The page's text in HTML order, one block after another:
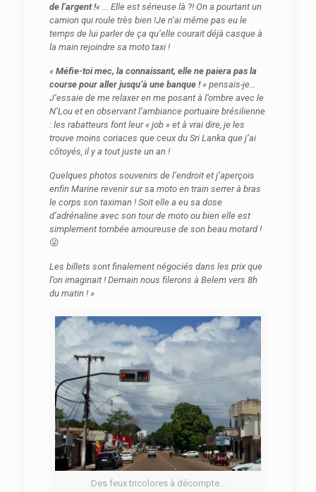
de l’argent !« … Elle est sérieuse là ?! On a pourtant un
camion qui roule très bien !Je n’ai même pas eu le
temps de lui parler de ça qu’elle courait déjà casque à
la main rejoindre sa moto taxi !
« Méfie-toi mec, la connaissant, elle ne paiera pas la
course pour aller jusqu’à une banque !» pensais-je…
J’essaie de me relaxer en me posant à l’ombre avec le
N’Lou et en observant l’ambiance portuaire brésilienne
: les rabatteurs font leur « job » et à vrai dire, je les
trouve moins coriaces que ceux du Sri Lanka que j’ai
côtoyés, il y a tout juste un an !
Quelques photos souvenirs de l’endroit et j’aperçois
enfin Marine revenir sur sa moto en train serrer à bras
le corps son taximan ! Soit elle a eu sa dose
d’adrénaline avec son tour de moto ou bien elle est
simplement tombée amoureuse de son beau motard !
😜
Les billets sont finalement négociés dans les prix que
l’on imaginait ! Demain nous filerons à Belem vers 8h
du matin !»
Des feux tricolores à décompte…